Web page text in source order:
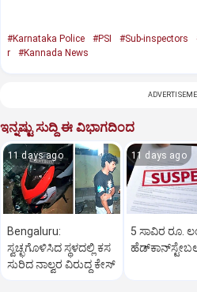
#Karnataka Police #PSI #Sub-inspectors
r
#Kannada News
ಇನ್ನಷ್ಟು ಸುದ್ದಿ ಈ ವಿಭಾಗದಿಂದ
11 days ago
Bengaluru:
ಸ್ವಚ್ಛಗೊಳಿಸಿದ ಸ್ಥಳದಲ್ಲಿ ಕಸ
ಸುರಿದ ನಾಲ್ವರ ವಿರುದ್ಧ ಕೇಸ್‌
11 days ago
5 ಸಾವಿರ ರೂ.